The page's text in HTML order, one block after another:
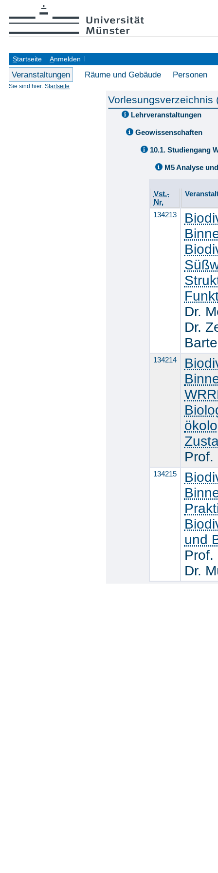
Startseite Anmelden
Veranstaltungen Räume und Gebäude Personen
Sie sind hier: Startseite
Vorlesungsverzeichnis
Lehrveranstaltungen
Geowissenschaften
10.1. Studiengang
M5 Analyse
Vst.-
Nr.
134213
Dr.
Dr.
134214
Prof.
134215
und
Dr.